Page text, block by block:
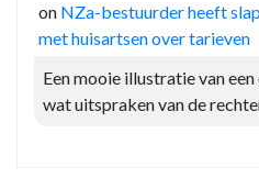
on NZa-bestuurder heeft
met huisartsen over tarieven
Een mooie illustratie van
wat uitspraken van de